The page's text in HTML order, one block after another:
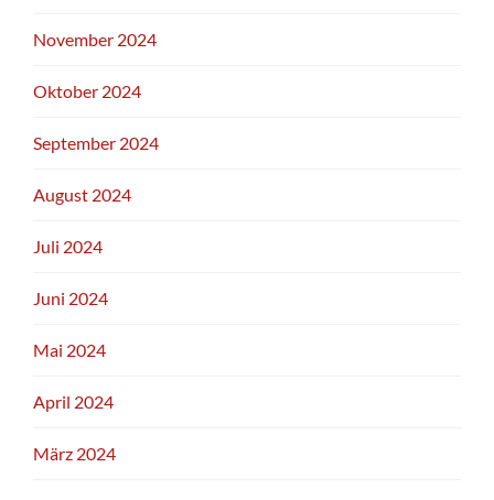
November 2024
Oktober 2024
September 2024
August 2024
Juli 2024
Juni 2024
Mai 2024
April 2024
März 2024